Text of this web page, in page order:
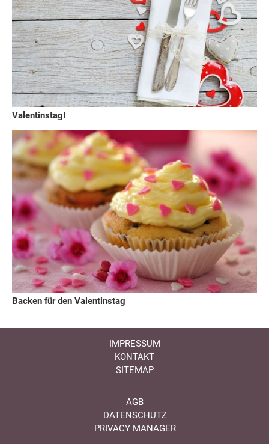
Valentinstag!
Backen für den Valentinstag
IMPRESSUM
KONTAKT
SITEMAP
AGB
DATENSCHUTZ
PRIVACY MANAGER